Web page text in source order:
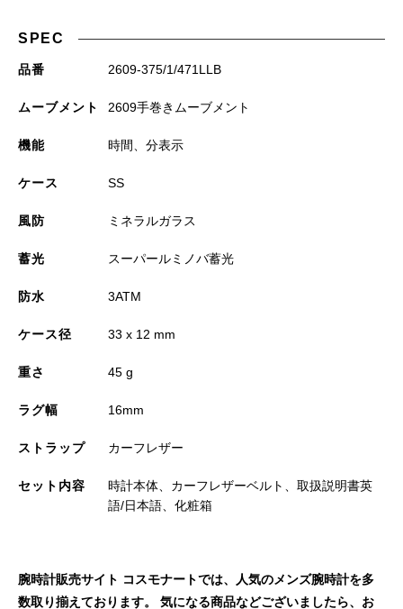
SPEC
品番 2609-375/1/471LLB
ムーブメント 2609手巻きムーブメント
機能 時間、分表示
ケース SS
風防 ミネラルガラス
蓄光 スーパールミノバ蓄光
防水 3ATM
ケース径 33 x 12 mm
重さ 45 g
ラグ幅 16mm
ストラップ カーフレザー
セット内容
時計本体、カーフレザーベルト、取扱説明書英
語/日本語、化粧箱
腕時計販売サイト コスモナートでは、人気のメンズ腕時計を多
数取り揃えております。 気になる商品などございましたら、お